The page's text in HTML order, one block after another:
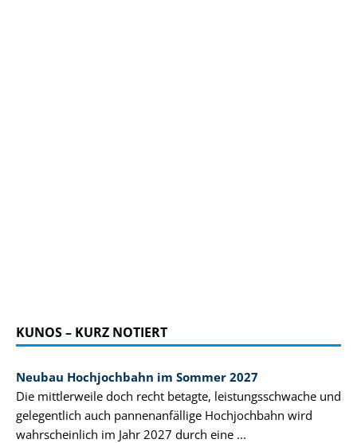
KUNOS – KURZ NOTIERT
Neubau Hochjochbahn im Sommer 2027
Die mittlerweile doch recht betagte, leistungsschwache und
gelegentlich auch pannenanfällige Hochjochbahn wird
wahrscheinlich im Jahr 2027 durch eine ...